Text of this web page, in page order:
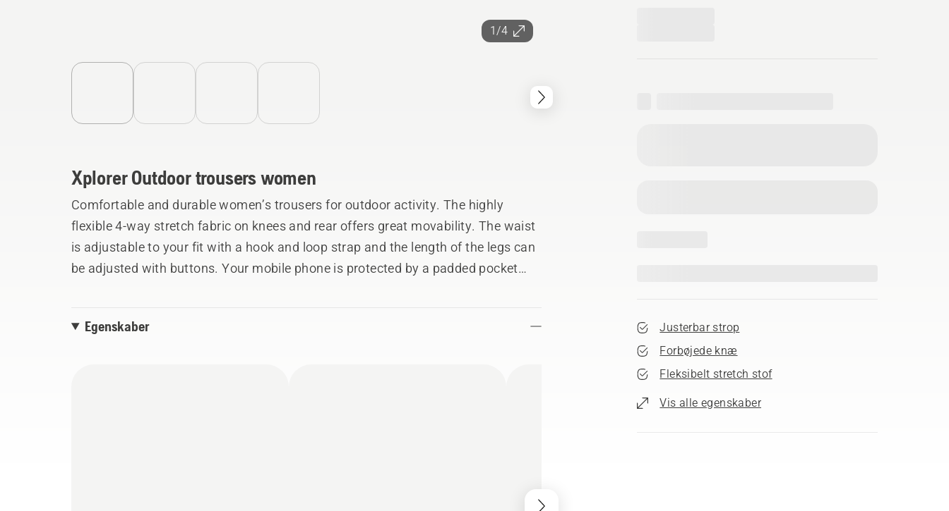
1/4
Justerbar strop
Forbøjede knæ
Fleksibelt stretch stof
Vis alle egenskaber
Xplorer Outdoor trousers women
Comfortable and durable women’s trousers for outdoor activity. The highly
flexible 4-way stretch fabric on knees and rear offers great movability. The waist
is adjustable to your fit with a hook and loop strap and the length of the legs can
be adjusted with buttons. Your mobile phone is protected by a padded pocket
Egenskaber